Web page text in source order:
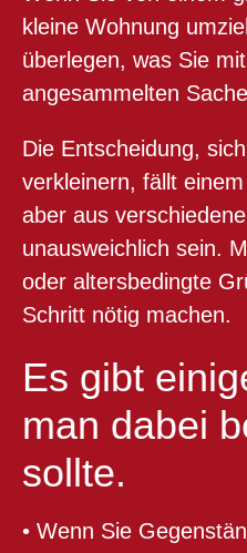
kleine Wohnung
überlegen, was Sie
angesammelten
Die Entscheidung,
verkleinern, fällt
aber aus
unausweichlich sein.
oder altersbedingte
Schritt nötig machen.
Es gibt
man dabei
sollte.
• Wenn Sie